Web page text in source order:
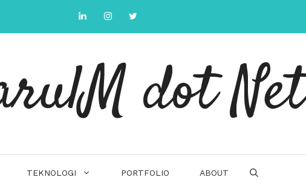
dot Net
TEKNOLOGI PORTFOLIO ABOUT